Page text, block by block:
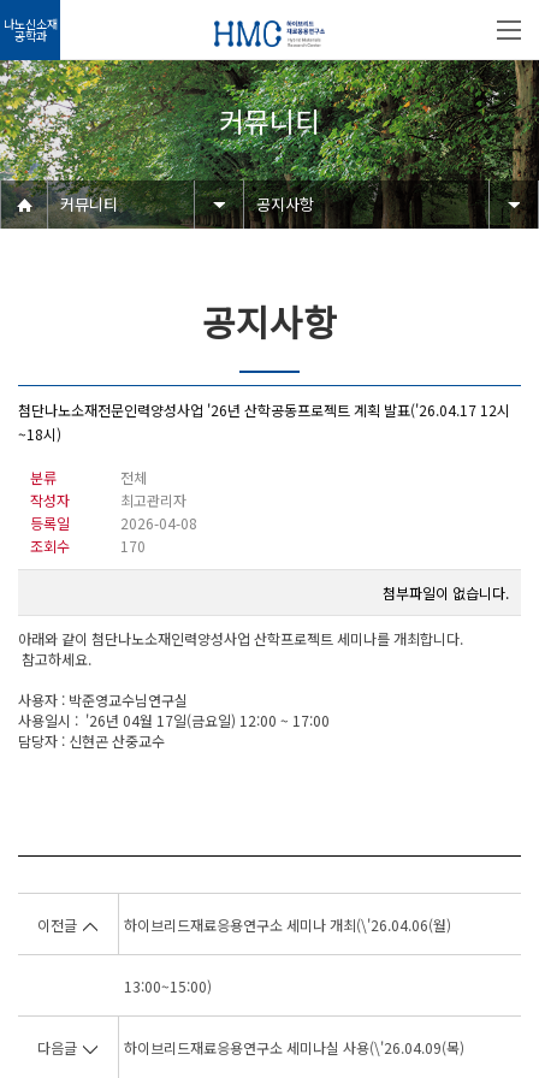
나노신소재
공학과
커뮤니티
커뮤니티 공지사항
공지사항
첨단나노소재전문인력양성사업 '26년 산학공동프로젝트 계획 발표('26.04.17 12시
~18시)
분류
전체
작성자
최고관리자
등록일
2026-04-08
조회수
170
첨부파일이 없습니다.
아래와 같이 첨단나노소재인력양성사업 산학프로젝트 세미나를 개최합니다.
참고하세요.
사용자 : 박준영교수님연구실
사용일시 : '26년 04월 17일(금요일) 12:00 ~ 17:00
담당자 : 신현곤 산중교수
이전글 하이브리드재료응용연구소 세미나 개최(\'26.04.06(월)
13:00~15:00)
다음글 하이브리드재료응용연구소 세미나실 사용(\'26.04.09(목)